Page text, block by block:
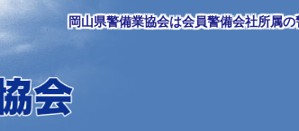
岡山県警備業協会は会員警備会社所属